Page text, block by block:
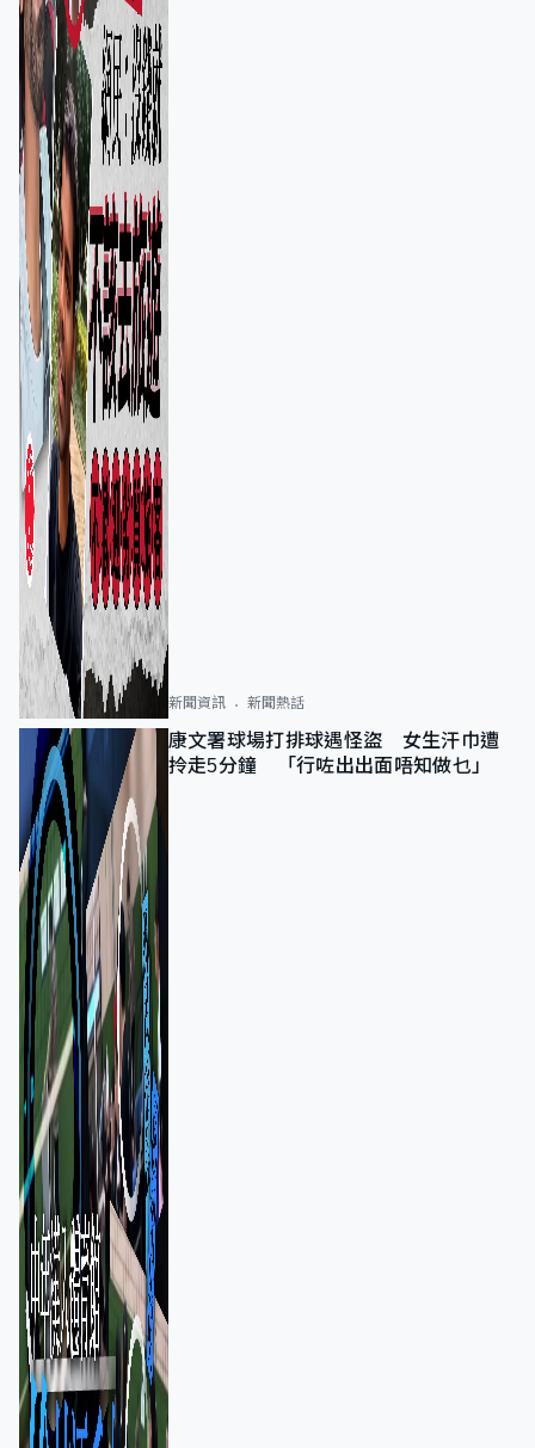
新聞資訊 新聞熱話
康文署球場打排球遇怪盜 女生汗巾遭
拎走5分鐘 「行咗出出面唔知做乜」